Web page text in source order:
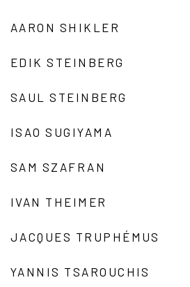
AARON SHIKLER
EDIK STEINBERG
SAUL STEINBERG
ISAO SUGIYAMA
SAM SZAFRAN
IVAN THEIMER
JACQUES TRUPHÉMUS
YANNIS TSAROUCHIS